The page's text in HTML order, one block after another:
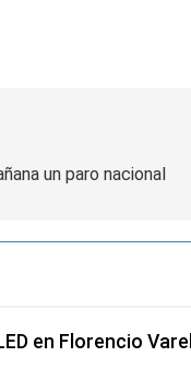
un paro nacional
en Florencio